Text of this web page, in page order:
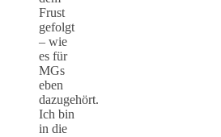
Frust
gefolgt
– wie
es für
MGs
eben
dazugehört.
Ich bin
in die